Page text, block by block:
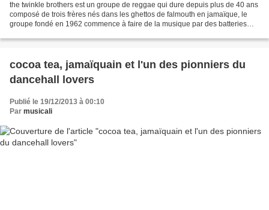
the twinkle brothers est un groupe de reggae qui dure depuis plus de 40 ans
composé de trois frères nés dans les ghettos de falmouth en jamaïque, le
groupe fondé en 1962 commence à faire de la musique par des batteries
cocoa tea, jamaïquain et l'un des pionniers du
dancehall lovers
Publié le 19/12/2013 à 00:10
Par musicali